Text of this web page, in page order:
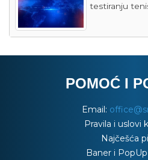
testiranju
POMOĆ I
Email:
Pravila i uslovi
Najčešća
Baner i